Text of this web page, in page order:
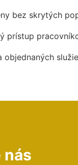
bez skrytých
prístup
objednaných